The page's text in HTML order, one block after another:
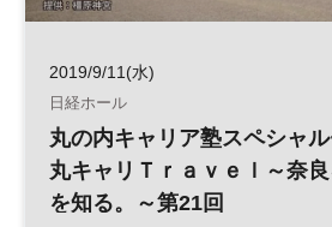
2019/9/11(水)
日経ホール
丸の内キャリア塾スペシャ
丸キャリＴｒａｖｅｌ～奈
を知る。～第21回